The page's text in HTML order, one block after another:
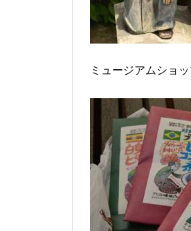
ミュージアムショ